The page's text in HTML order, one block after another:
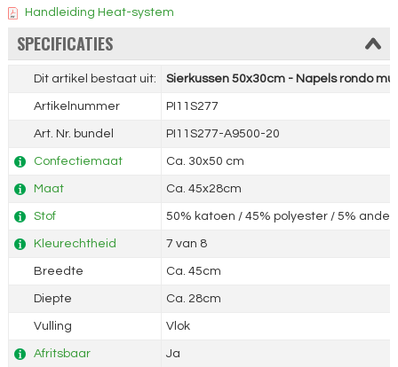
Handleiding Heat-system
SPECIFICATIES
Dit artikel bestaat uit: Sierkussen 50x30cm - Napels rondo
Artikelnummer PI11S277
Art. Nr. bundel PI11S277-A9500-20
Confectiemaat Ca. 30x50 cm
Maat Ca. 45x28cm
Stof 50% katoen / 45% polyester / 5%
Kleurechtheid 7 van 8
Breedte Ca. 45cm
Diepte Ca. 28cm
Vulling Vlok
Afritsbaar Ja